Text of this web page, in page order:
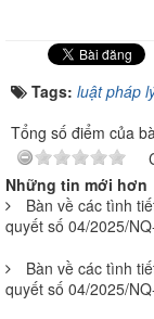
Tags: luật pháp
Tổng số điểm của
Những tin mới hơn
Bàn về các tình
quyết số 04/2025/
Bàn về các tình
quyết số 04/2025/